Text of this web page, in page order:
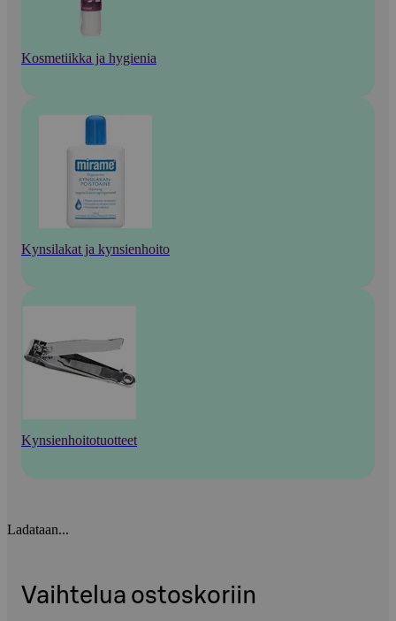
Kosmetiikka ja hygienia
Kynsilakat ja kynsienhoito
Kynsienhoitotuotteet
Ladataan...
Vaihtelua ostoskoriin